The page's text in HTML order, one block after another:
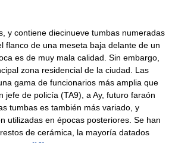
y contiene diecinueve tumbas numeradas
flanco de una meseta baja delante de un
es de muy mala calidad. Sin embargo,
zona residencial de la ciudad. Las
gama de funcionarios más amplia que
jefe de policía (TA9), a Ay, futuro faraón
tumbas es también más variado, y
utilizadas en épocas posteriores. Se han
de cerámica, la mayoría datados